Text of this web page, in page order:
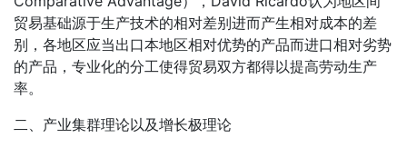
贸易基础源于生产技术的相对差别进而产生相对成本的差
别，各地区应当出口本地区相对优势的产品而进口相对劣势
的产品，专业化的分工使得贸易双方都得以提高劳动生产
率。
二、产业集群理论以及增长极理论